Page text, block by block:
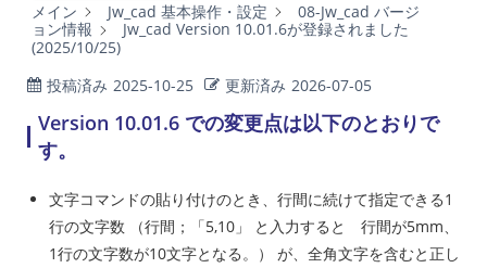
メイン
Jw_cad 基本操作・設定
08-Jw_cad バージ
ョン情報
Jw_cad Version 10.01.6が登録されました
(2025/10/25)
投稿済み 2025-10-25 更新済み 2026-07-05
Version 10.01.6 での変更点は以下のとおりで
す。
文字コマンドの貼り付けのとき、行間に続けて指定できる1
行の文字数 （行間；「5,10」 と入力すると 行間が5mm、
1行の文字数が10文字となる。） が、全角文字を含むと正し